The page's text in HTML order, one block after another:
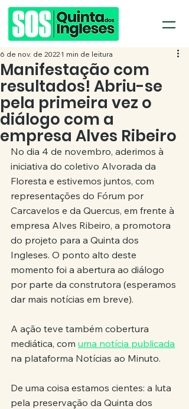
Manifestação com
resultados! Abriu-se
pela primeira vez o
diálogo com a
empresa Alves Ribeiro
6 de nov. de 2022 1 min de leitura
No dia 4 de novembro, aderimos à
iniciativa do coletivo Alvorada da
Floresta e estivemos juntos, com
representações do Fórum por
Carcavelos e da Quercus, em frente à
empresa Alves Ribeiro, a promotora
do projeto para a Quinta dos
Ingleses. O ponto alto deste
momento foi a abertura ao diálogo
por parte da construtora (esperamos
dar mais notícias em breve).
A ação teve também cobertura
mediática, com uma notícia publicada
na plataforma Notícias ao Minuto.
De uma coisa estamos cientes: a luta
pela preservação da Quinta dos